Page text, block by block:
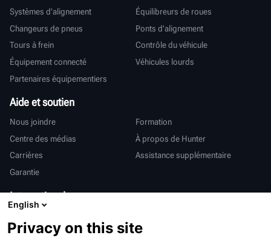
Systèmes d'alignement
Équilibreurs de roues
Changeurs de pneus
Ponts d'alignement
Tours à frein
Contrôle du véhicule
Équipement connecté
Véhicules lourds
Partenaires équipementiers
Aide et soutien
Nous joindre
Formation
Centre des médias
À propos de Hunter
Carrières
Assistance supplémentaire
Garantie
International
亨特中国
English
Privacy on this site